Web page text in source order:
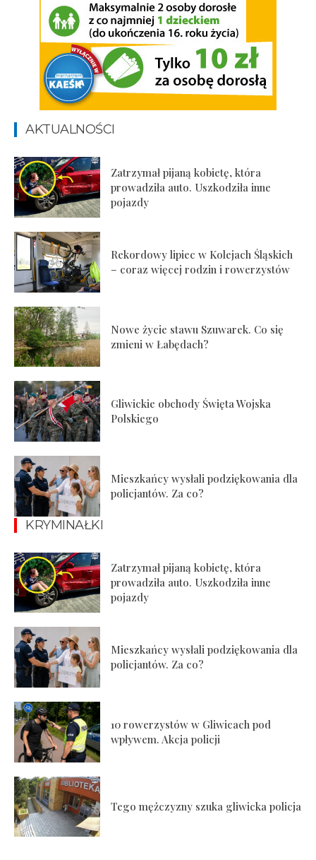
AKTUALNOŚCI
Zatrzymał pijaną kobietę, która
prowadziła auto. Uszkodziła inne
pojazdy
Rekordowy lipiec w Kolejach Śląskich
– coraz więcej rodzin i rowerzystów
Nowe życie stawu Szuwarek. Co się
zmieni w Łabędach?
Gliwickie obchody Święta Wojska
Polskiego
Mieszkańcy wysłali podziękowania dla
policjantów. Za co?
KRYMINAŁKI
Zatrzymał pijaną kobietę, która
prowadziła auto. Uszkodziła inne
pojazdy
Mieszkańcy wysłali podziękowania dla
policjantów. Za co?
10 rowerzystów w Gliwicach pod
wpływem. Akcja policji
Tego mężczyzny szuka gliwicka policja